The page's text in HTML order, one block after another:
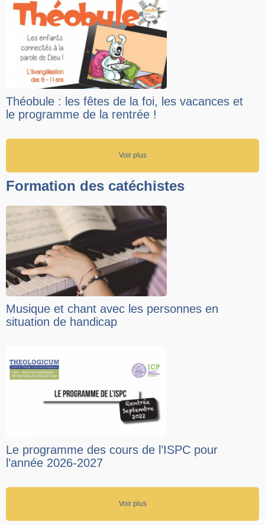
Théobule : les fêtes de la foi, les vacances et
le programme de la rentrée !
Voir plus
Formation des catéchistes
Musique et chant avec les personnes en
situation de handicap
Le programme des cours de l’ISPC pour
l’année 2026-2027
Voir plus